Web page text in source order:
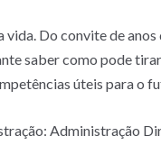
vida. Do convite de anos
saber como pode
úteis para o
Administração